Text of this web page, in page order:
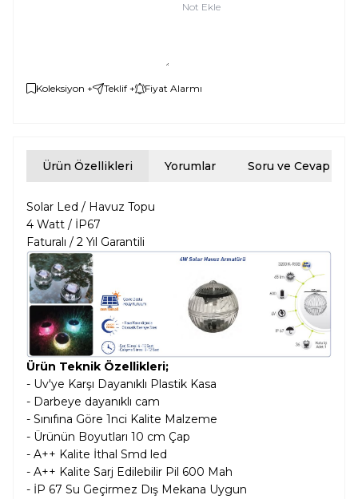
Not Ekle
Koleksiyon + Teklif + Fiyat Alarmı
Ürün Özellikleri Yorumlar Soru ve Cevap
Solar Led / Havuz Topu
4 Watt / İP67
Faturalı / 2 Yıl Garantili
Ürün Teknik Özellikleri;
- Uv'ye Karşı Dayanıklı Plastik Kasa
- Darbeye dayanıklı cam
- Sınıfına Göre 1nci Kalite Malzeme
- Ürünün Boyutları 10 cm Çap
- A++ Kalite İthal Smd led
- A++ Kalite Sarj Edilebilir Pil 600 Mah
- İP 67 Su Geçirmez Dış Mekana Uygun